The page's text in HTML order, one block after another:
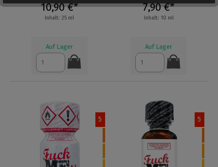
10,90 €*
Inhalt: 25 ml
Auf Lager
7,90 €*
Inhalt: 10 ml
Auf Lager
5 5